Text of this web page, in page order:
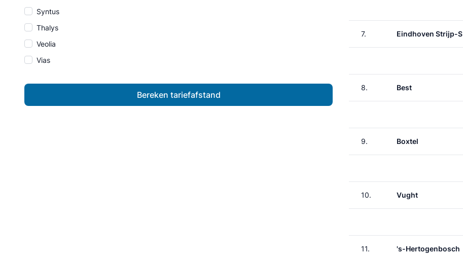
Syntus
Thalys
Veolia
Vias
Bereken tariefafstand
7. Eindhoven Strijp-S
8. Best
9. Boxtel
10. Vught
11. 's-Hertogenbosch